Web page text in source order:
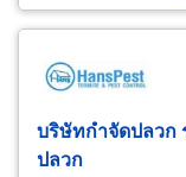
รอบ
บริษัทกำจัดปลวก
ปลวก